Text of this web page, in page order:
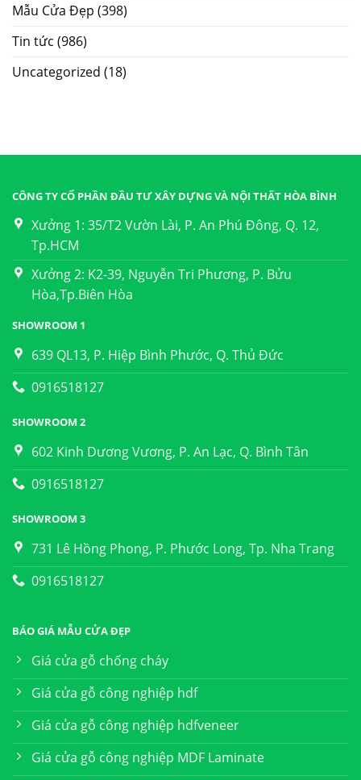
Mẫu Cửa Đẹp (398)
Tin tức (986)
Uncategorized (18)
CÔNG TY CỔ PHẦN ĐẦU TƯ XÂY DỰNG VÀ NỘI THẤT HÒA BÌNH
Xưởng 1: 35/T2 Vườn Lài, P. An Phú Đông, Q. 12,
Tp.HCM
Xưởng 2: K2-39, Nguyễn Tri Phương, P. Bửu
Hòa,Tp.Biên Hòa
SHOWROOM 1
639 QL13, P. Hiệp Bình Phước, Q. Thủ Đức
0916518127
SHOWROOM 2
602 Kinh Dương Vương, P. An Lạc, Q. Bình Tân
0916518127
SHOWROOM 3
731 Lê Hồng Phong, P. Phước Long, Tp. Nha Trang
0916518127
BÁO GIÁ MẪU CỬA ĐẸP
Giá cửa gỗ chống cháy
Giá cửa gỗ công nghiệp hdf
Giá cửa gỗ công nghiệp hdfveneer
Giá cửa gỗ công nghiệp MDF Laminate